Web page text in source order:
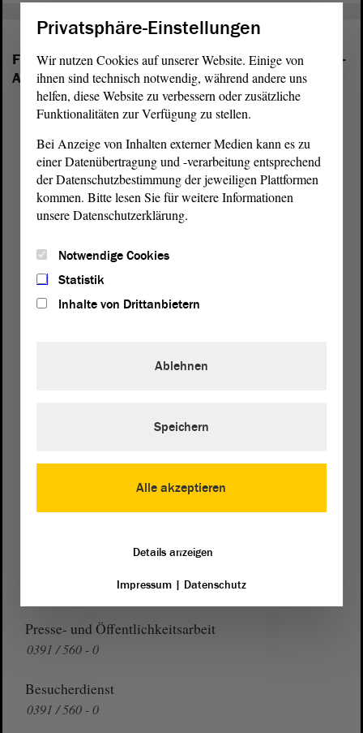
Folgende Fraktionen sind im Landtag von Sachsen-
Anhalt vertreten:
0391 / 560 - 1123
Presse- und Öffentlichkeitsarbeit
0391 / 560 - 0
Besucherdienst
0391 / 560 - 0
Privatsphäre-Einstellungen
Wir nutzen Cookies auf unserer Website. Einige von
ihnen sind technisch notwendig, während andere uns
helfen, diese Website zu verbessern oder zusätzliche
Funktionalitäten zur Verfügung zu stellen.
Bei Anzeige von Inhalten externer Medien kann es zu
einer Datenübertragung und -verarbeitung entsprechend
der Datenschutzbestimmung der jeweiligen Plattformen
kommen. Bitte lesen Sie für weitere Informationen
unsere Datenschutzerklärung.
Notwendige Cookies
Statistik
Inhalte von Drittanbietern
Alle akzeptieren
Ablehnen
Speichern
Details anzeigen
Impressum| Datenschutz